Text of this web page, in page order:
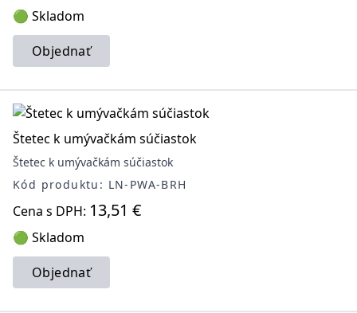
🟢 Skladom
Objednať
Štetec k umývačkám súčiastok
Štetec k umývačkám súčiastok
Kód produktu: LN-PWA-BRH
Cena s DPH: 13,51 €
🟢 Skladom
Objednať